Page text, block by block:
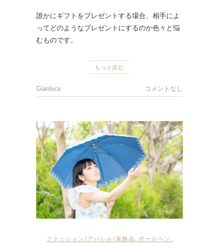
誰かにギフトをプレゼントする場合、相手によ
ってどのようなプレゼントにするのか色々と悩
むものです。
もっと読む
Gianluca コメントなし
ファッション/アパレル/装飾品 ボールペン